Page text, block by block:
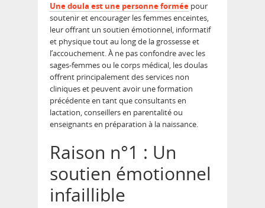
Unedoula est une personne formée pour
soutenir et encourager les femmes enceintes,
leur offrant un soutien émotionnel, informatif
et physique tout au long de la grossesse et
l’accouchement. À ne pas confondre avec les
sages-femmes ou le corps médical, les doulas
offrent principalement des services non
cliniques et peuvent avoir une formation
précédente en tant que consultants en
lactation, conseillers en parentalité ou
enseignants en préparation à la naissance.
Raison n°1 : Un
soutien émotionnel
infaillible